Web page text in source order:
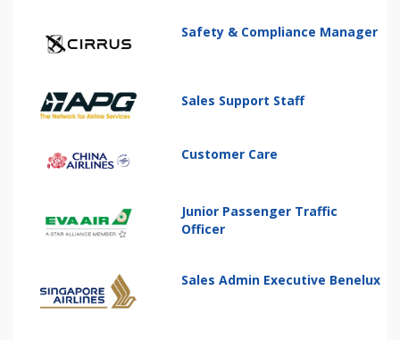
Safety & Compliance Manager
Sales Support Staff
Customer Care
Junior Passenger Traffic
Officer
Sales Admin Executive Benelux